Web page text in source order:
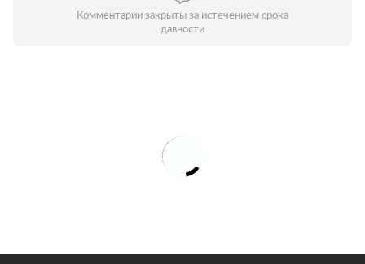
Комментарии закрыты за истечением срока
давности